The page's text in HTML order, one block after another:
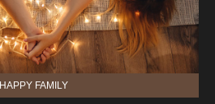
HAPPY FAMILY